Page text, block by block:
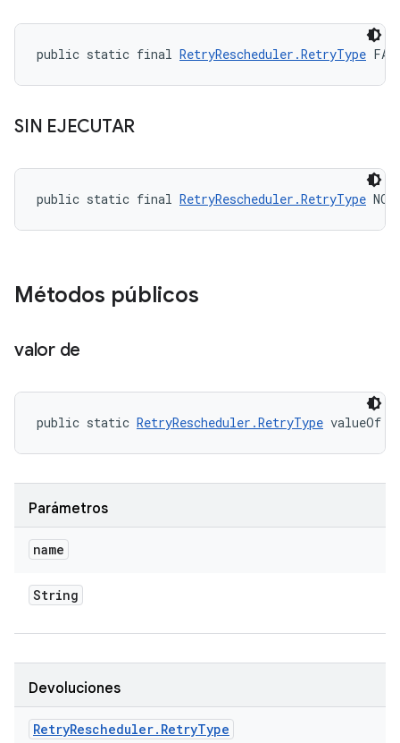
public static final RetryRescheduler.RetryType
SIN EJECUTAR
public static final RetryRescheduler.RetryType
Métodos públicos
valor de
public static RetryRescheduler.RetryType valueOf
Parámetros
name
String
Devoluciones
RetryRescheduler. RetryType